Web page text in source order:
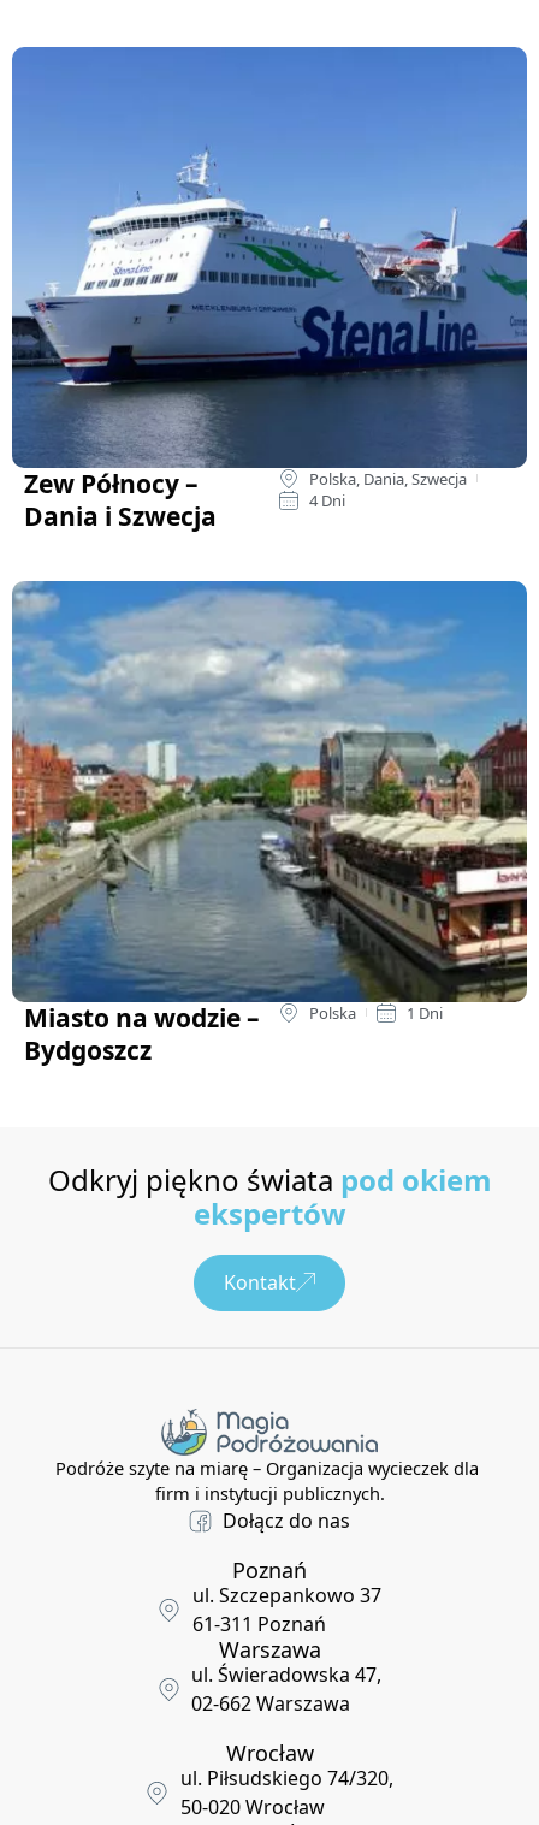
Zew Północy –
Dania i Szwecja
Polska, Dania, Szwecja
4 Dni
Miasto na wodzie –
Bydgoszcz
Polska 1 Dni
Odkryj piękno świata pod okiem
ekspertów
Kontakt
Podróże szyte na miarę – Organizacja wycieczek dla
firm i instytucji publicznych.
Dołącz do nas
Poznań
ul. Szczepankowo 37
61-311 Poznań
Warszawa
ul. Świeradowska 47,
02-662 Warszawa
Wrocław
ul. Piłsudskiego 74/320,
50-020 Wrocław